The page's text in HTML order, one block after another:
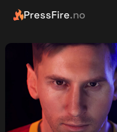
PressFire.no